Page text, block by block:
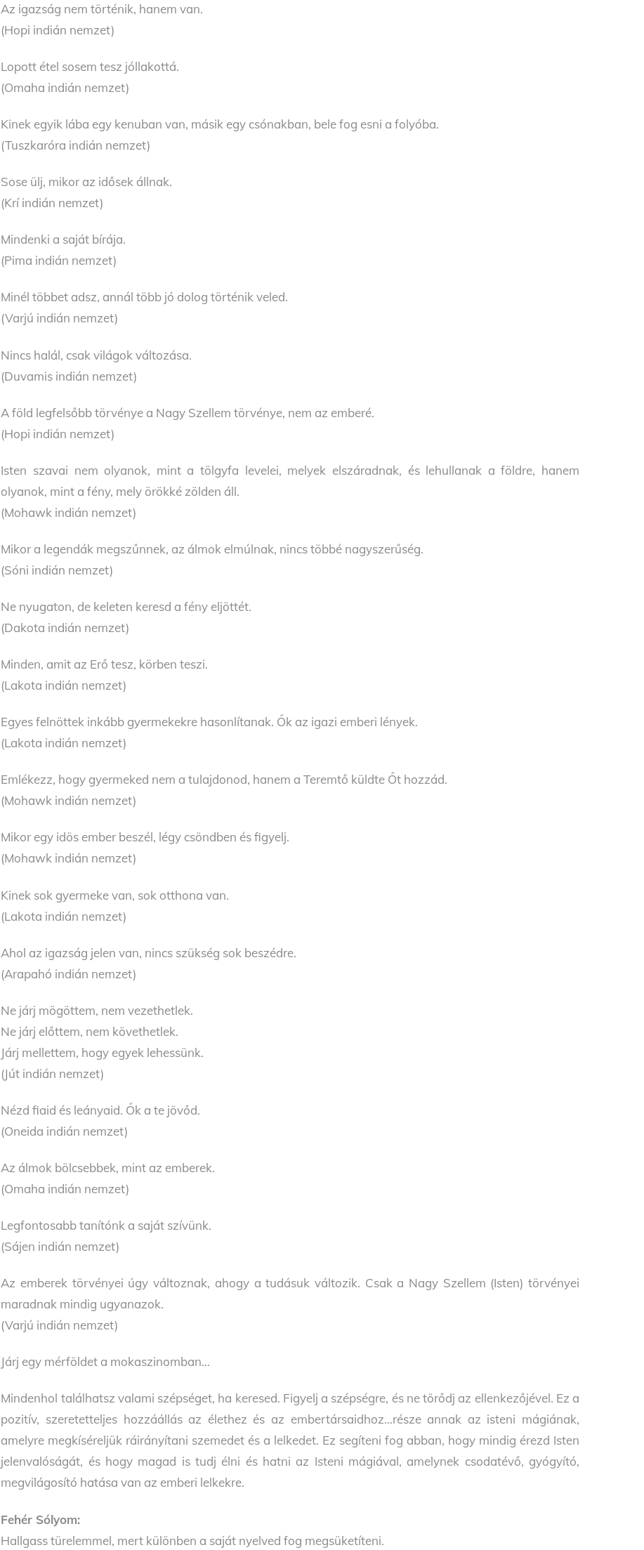
Az igazság nem történik, hanem van.
(Hopi indián nemzet)
Lopott étel sosem tesz jóllakottá.
(Omaha indián nemzet)
Kinek egyik lába egy kenuban van, másik egy csónakban, bele fog esni a folyóba.
(Tuszkaróra indián nemzet)
Sose ülj, mikor az idősek állnak.
(Krí indián nemzet)
Mindenki a saját bírája.
(Pima indián nemzet)
Minél többet adsz, annál több jó dolog történik veled.
(Varjú indián nemzet)
Nincs halál, csak világok változása.
(Duvamis indián nemzet)
A föld legfelsőbb törvénye a Nagy Szellem törvénye, nem az emberé.
(Hopi indián nemzet)
Isten szavai nem olyanok, mint a tölgyfa levelei, melyek elszáradnak, és lehullanak a földre, hanem
olyanok, mint a fény, mely örökké zölden áll.
(Mohawk indián nemzet)
Mikor a legendák megszűnnek, az álmok elmúlnak, nincs többé nagyszerűség.
(Sóni indián nemzet)
Ne nyugaton, de keleten keresd a fény eljöttét.
(Dakota indián nemzet)
Minden, amit az Erő tesz, körben teszi.
(Lakota indián nemzet)
Egyes felnöttek inkább gyermekekre hasonlítanak. Ők az igazi emberi lények.
(Lakota indián nemzet)
Emlékezz, hogy gyermeked nem a tulajdonod, hanem a Teremtő küldte Őt hozzád.
(Mohawk indián nemzet)
Mikor egy idös ember beszél, légy csöndben és figyelj.
(Mohawk indián nemzet)
Kinek sok gyermeke van, sok otthona van.
(Lakota indián nemzet)
Ahol az igazság jelen van, nincs szükség sok beszédre.
(Arapahó indián nemzet)
Ne járj mögöttem, nem vezethetlek.
Ne járj előttem, nem követhetlek.
Járj mellettem, hogy egyek lehessünk.
(Jút indián nemzet)
Nézd fiaid és leányaid. Ők a te jövőd.
(Oneida indián nemzet)
Az álmok bölcsebbek, mint az emberek.
(Omaha indián nemzet)
Legfontosabb tanítónk a saját szívünk.
(Sájen indián nemzet)
Az emberek törvényei úgy változnak, ahogy a tudásuk változik. Csak a Nagy Szellem (Isten) törvényei
maradnak mindig ugyanazok.
(Varjú indián nemzet)
Járj egy mérföldet a mokaszinomban…
Mindenhol találhatsz valami szépséget, ha keresed. Figyelj a szépségre, és ne törődj az ellenkezőjével. Ez a
pozitív, szeretetteljes hozzáállás az élethez és az embertársaidhoz…része annak az isteni mágiának,
amelyre megkíséreljük ráirányítani szemedet és a lelkedet. Ez segíteni fog abban, hogy mindig érezd Isten
jelenvalóságát, és hogy magad is tudj élni és hatni az Isteni mágiával, amelynek csodatévő, gyógyító,
megvilágosító hatása van az emberi lelkekre.
Fehér Sólyom:
Hallgass türelemmel, mert különben a saját nyelved fog megsüketíteni.